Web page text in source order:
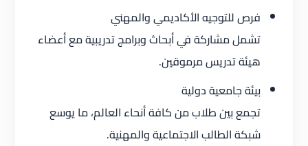
فرص للتوجيه الأكاديمي والمهني
تشمل مشاركة في أبحاث وبرامج تدريبية مع أعضاء
هيئة تدريس مرموقين.
بيئة جامعية دولية
تجمع بين طلاب من كافة أنحاء العالم، ما يوسع
شبكة الطالب الاجتماعية والمهنية.